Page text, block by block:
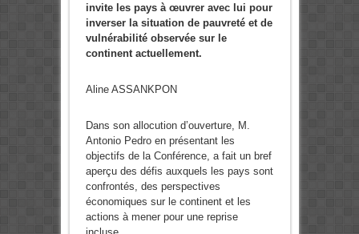
invite les pays à œuvrer avec lui pour
inverser la situation de pauvreté et de
vulnérabilité observée sur le
continent actuellement.
Aline ASSANKPON
Dans son allocution d’ouverture, M.
Antonio Pedro en présentant les
objectifs de la Conférence, a fait un bref
aperçu des défis auxquels les pays sont
confrontés, des perspectives
économiques sur le continent et les
actions à mener pour une reprise